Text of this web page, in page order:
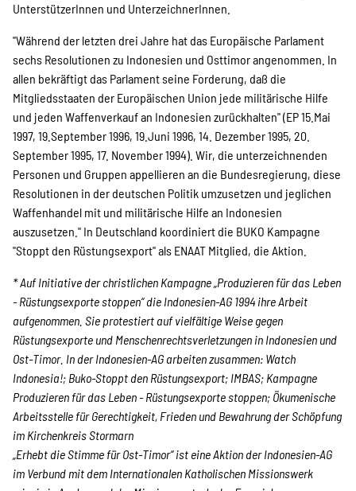
UnterstützerInnen und UnterzeichnerInnen.
"Während der letzten drei Jahre hat das Europäische Parlament
sechs Resolutionen zu Indonesien und Osttimor angenommen. In
allen bekräftigt das Parlament seine Forderung, daß die
Mitgliedsstaaten der Europäischen Union jede militärische Hilfe
und jeden Waffenverkauf an Indonesien zurückhalten" (EP 15.Mai
1997, 19.September 1996, 19.Juni 1996, 14. Dezember 1995, 20.
September 1995, 17. November 1994). Wir, die unterzeichnenden
Personen und Gruppen appellieren an die Bundesregierung, diese
Resolutionen in der deutschen Politik umzusetzen und jeglichen
Waffenhandel mit und militärische Hilfe an Indonesien
auszusetzen." In Deutschland koordiniert die BUKO Kampagne
"Stoppt den Rüstungsexport" als ENAAT Mitglied, die Aktion.
* Auf Initiative der christlichen Kampagne „Produzieren für das Leben
- Rüstungsexporte stoppen“ die Indonesien-AG 1994 ihre Arbeit
aufgenommen. Sie protestiert auf vielfältige Weise gegen
Rüstungsexporte und Menschenrechtsverletzungen in Indonesien und
Ost-Timor. In der Indonesien-AG arbeiten zusammen: Watch
Indonesia!; Buko-Stoppt den Rüstungsexport; IMBAS; Kampagne
Produzieren für das Leben - Rüstungsexporte stoppen; Ökumenische
Arbeitsstelle für Gerechtigkeit, Frieden und Bewahrung der Schöpfung
im Kirchenkreis Stormarn
„Erhebt die Stimme für Ost-Timor“ ist eine Aktion der Indonesien-AG
im Verbund mit dem Internationalen Katholischen Missionswerk